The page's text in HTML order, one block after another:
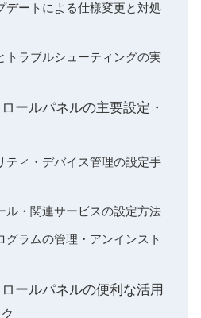
デートによる仕様変更と対処
トラブルシューティングの実
ールパネルの主要設定・
ティ・デバイス管理の設定手
ル・関連サービスの設定方法
グラムの管理・アンインスト
ールパネルの便利な活用